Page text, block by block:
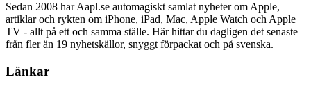
Sedan 2008 har Aapl.se automagiskt samlat nyheter om Apple,
artiklar och rykten om iPhone, iPad, Mac, Apple Watch och Apple
TV - allt på ett och samma ställe. Här hittar du dagligen det senaste
från fler än 19 nyhetskällor, snyggt förpackat och på svenska.
Länkar